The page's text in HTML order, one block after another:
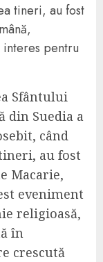
tineri, au fost
pentru
Sfântului
din Suedia a
când
au fost
Macarie,
eveniment
religioasă,
în
crescută